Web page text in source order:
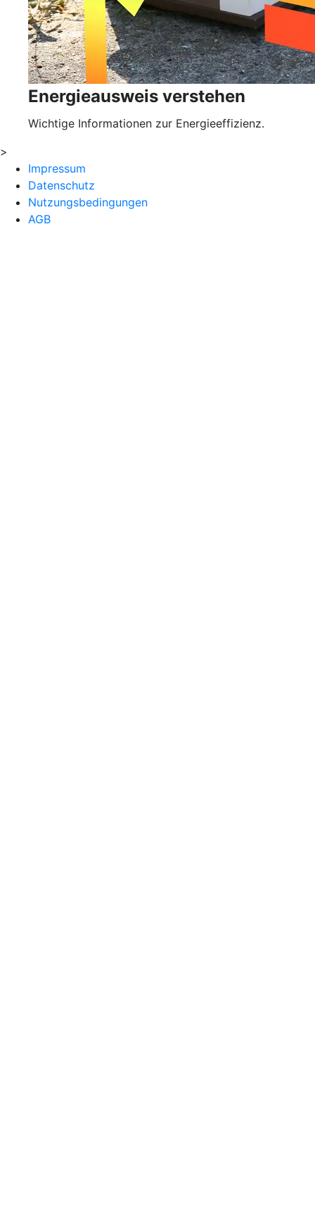
Energieausweis verstehen
Wichtige Informationen zur Energieeffizienz.
>
Impressum
Datenschutz
Nutzungsbedingungen
AGB